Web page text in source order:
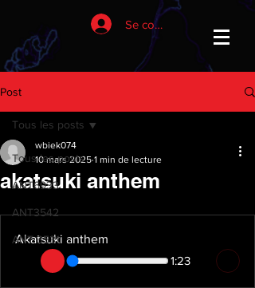
Se connecter
Post
Tous les posts
ANT6933
ANT3542
ANT 3531
Tous les posts
akatsuki anthem
wbiek074
10 mars 2025 1 min de lecture
Akatsuki anthem
1:23